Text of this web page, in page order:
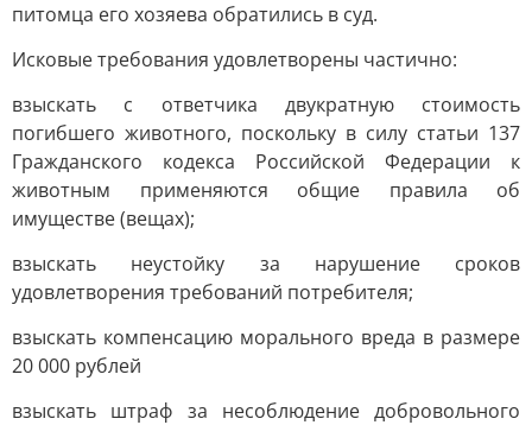
питомца его хозяева обратились в суд.
Исковые требования удовлетворены частично:
взыскать с ответчика двукратную стоимость
погибшего животного, поскольку в силу статьи 137
Гражданского кодекса Российской Федерации к
животным применяются общие правила об
имуществе (вещах);
взыскать неустойку за нарушение сроков
удовлетворения требований потребителя;
взыскать компенсацию морального вреда в размере
20 000 рублей
взыскать штраф за несоблюдение добровольного